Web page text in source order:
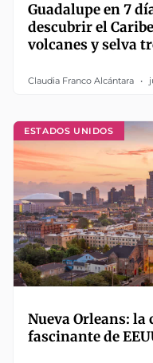
Guadalupe en 7
descubrir el
volcanes y selva
Claudia Franco Alcántara
ESTADOS UNIDOS
Nueva Orleans: la
fascinante de